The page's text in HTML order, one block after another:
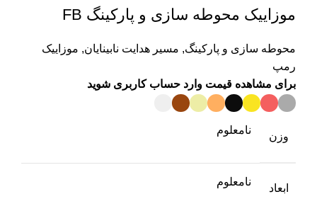
موزاییک محوطه سازی و پارکینگ FB
محوطه سازی و پارکینگ, مسیر هدایت نابینایان, موزاییک
رمپ
برای مشاهده قیمت وارد حساب کاربری شوید
وزن
نامعلوم
ابعاد
نامعلوم